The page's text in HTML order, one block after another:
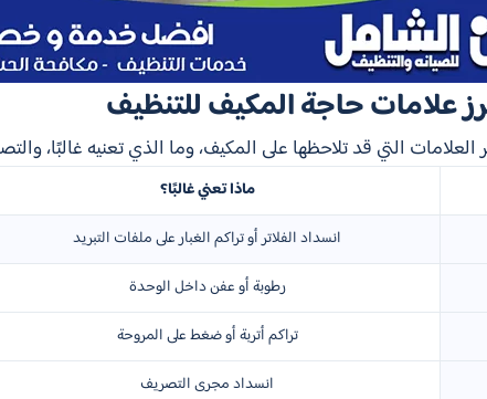
علامات حاجة المكيف للتنظيف
التي قد تلاحظها على المكيف، وما الذي تعنيه غالبًا،
ماذا تعني غالبًا؟
انسداد الفلاتر أو تراكم الغبار على ملفات التبريد
رطوبة أو عفن داخل الوحدة
تراكم أتربة أو ضغط على المروحة
انسداد مجرى التصريف